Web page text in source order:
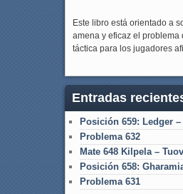
Este libro está orientado a
amena y eficaz el problema
táctica para los jugadores
Entradas
Posición 659: Ledger
Problema 632
Mate 648 Kilpela –
Posición 658:
Problema 631